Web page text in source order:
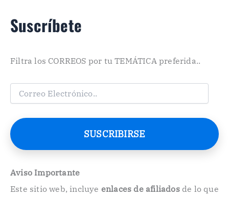
Suscríbete
Filtra los CORREOS por tu TEMÁTICA preferida..
C
e
o
e
t
SUSCRIBIRSE
Aviso Importante
Este sitio web, incluye enlaces de afiliadosde lo que